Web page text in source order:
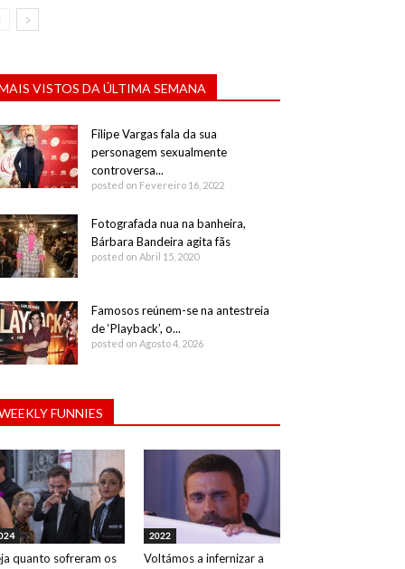
VISTOS DA ÚLTIMA SEMANA
Filipe Vargas fala da sua
personagem sexualmente
controversa...
posted on Fevereiro 16, 2022
Fotografada nua na banheira,
Bárbara Bandeira agita fãs
posted on Abril 15, 2020
Famosos reúnem-se na antestreia
de ‘Playback’, o...
posted on Agosto 4, 2026
FUNNIES
quanto sofreram os
2022
Voltámos a infernizar a